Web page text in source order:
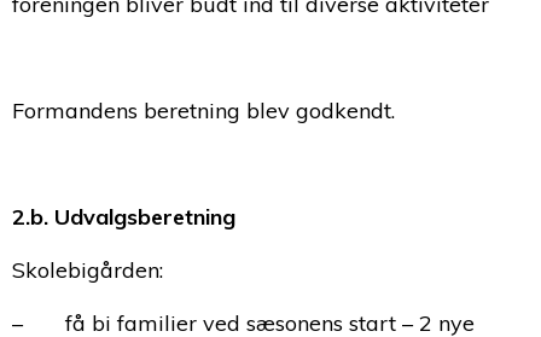
Formandens beretning blev godkendt.
2.b. Udvalgsberetning
Skolebigården:
– få bi familier ved sæsonens start – 2 nye